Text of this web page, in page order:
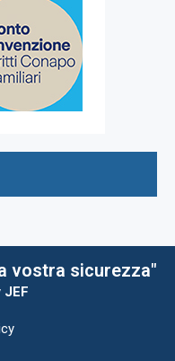
vostra sicurezza"
JEF